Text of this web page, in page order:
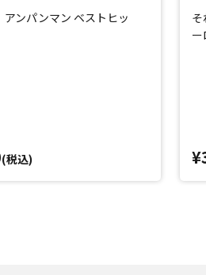
アンパンマン ベストヒッ
(税込)
ー